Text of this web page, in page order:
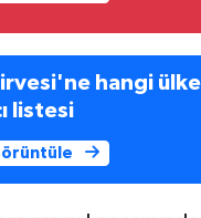
hangi
listesi